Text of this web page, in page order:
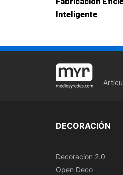
Inteligente
DECORACIÓN
Decoracion 2.0
Open Deco